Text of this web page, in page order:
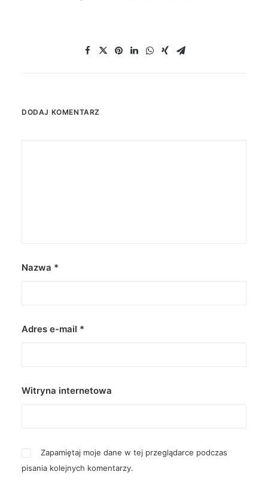
DODAJ KOMENTARZ
Nazwa *
Adres e-mail *
Witryna internetowa
Zapamiętaj moje dane w tej przeglądarce podczas
pisania kolejnych komentarzy.